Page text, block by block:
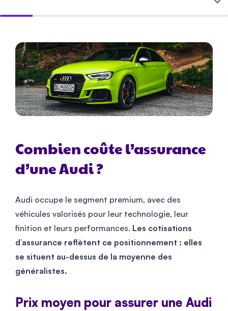
Combien coûte l’assurance
d’une Audi ?
Audi occupe le segment premium, avec des
véhicules valorisés pour leur technologie, leur
finition et leurs performances. Les cotisations
d’assurance reflètent ce positionnement : elles
se situent au-dessus de la moyenne des
généralistes.
Prix moyen pour assurer une Audi